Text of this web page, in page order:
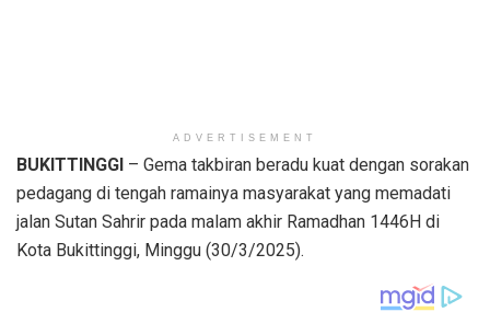
ADVERTISEMENT
BUKITTINGGI – Gema takbiran beradu kuat dengan sorakan
pedagang di tengah ramainya masyarakat yang memadati
jalan Sutan Sahrir pada malam akhir Ramadhan 1446H di
Kota Bukittinggi, Minggu (30/3/2025).